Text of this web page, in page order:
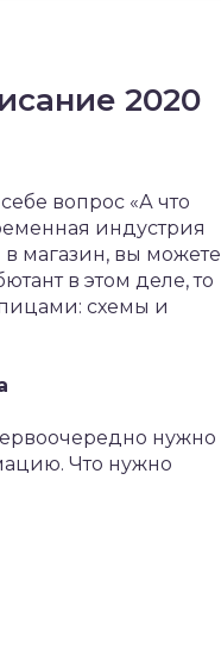
2020
вопрос «А что
индустрия
магазин, вы можете
в этом деле, то
схемы и
нужно
Что нужно